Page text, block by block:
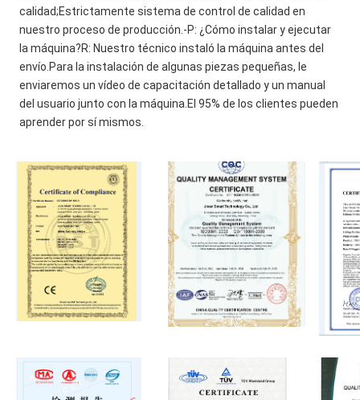
calidad;Estrictamente sistema de control de calidad en
nuestro proceso de producción.-P: ¿Cómo instalar y ejecutar
la máquina?R: Nuestro técnico instaló la máquina antes del
envío.Para la instalación de algunas piezas pequeñas, le
enviaremos un vídeo de capacitación detallado y un manual
del usuario junto con la máquina.El 95% de los clientes pueden
aprender por sí mismos.